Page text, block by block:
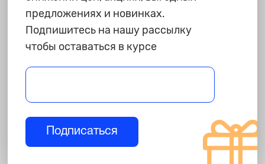
предложениях и новинках.
Подпишитесь на нашу рассылку
чтобы оставаться в курсе
Подписаться